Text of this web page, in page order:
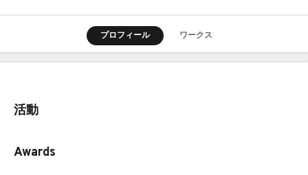
プロフィール ワークス
活動
Awards